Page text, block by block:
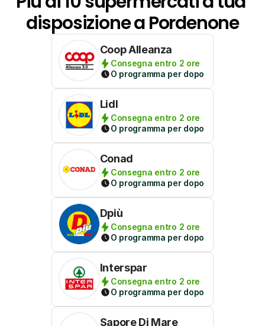
disposizione a Pordenone
Coop Alleanza
Consegna entro 2 ore
O programma per dopo
Lidl
Consegna entro 2 ore
O programma per dopo
Conad
Consegna entro 2 ore
O programma per dopo
Dpiù
Consegna entro 2 ore
O programma per dopo
Interspar
Consegna entro 2 ore
O programma per dopo
Sapore Di Mare